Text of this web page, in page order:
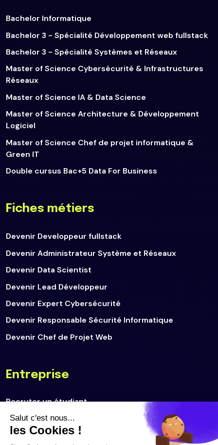
Bachelor Informatique
Bachelor 3 - Spécialité Développement web fullstack
Bachelor 3 - Spécialité Systèmes et Réseaux
Master of Science Cybersécurité & Infrastructures
Réseaux
Master of Science IA & Data Science
Master of Science Architecture & Développement
Logiciel
Master of Science Chef de projet informatique &
Green IT
Double cursus Bac+5 Data For Business
Fiches métiers
Devenir Developpeur fullstack
Devenir Administrateur Système et Réseaux
Devenir Data Scientist
Devenir Lead Développeur
Devenir Expert Cybersécurité
Devenir Responsable Sécurité Informatique
Devenir Chef de Projet Web
Entreprise
Recruter un étudiant
Déposer une offre d'emploi